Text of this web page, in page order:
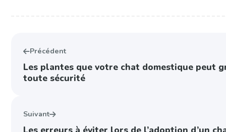
Précédent
Les plantes que votre chat domestique peut
toute sécurité
Suivant